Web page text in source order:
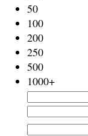
50
100
200
250
500
1000+